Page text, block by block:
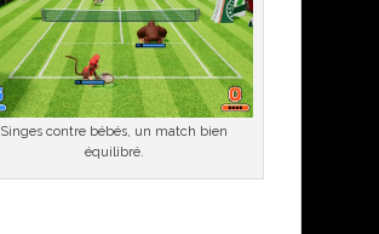
Singes contre bébés, un match bien
équilibré.